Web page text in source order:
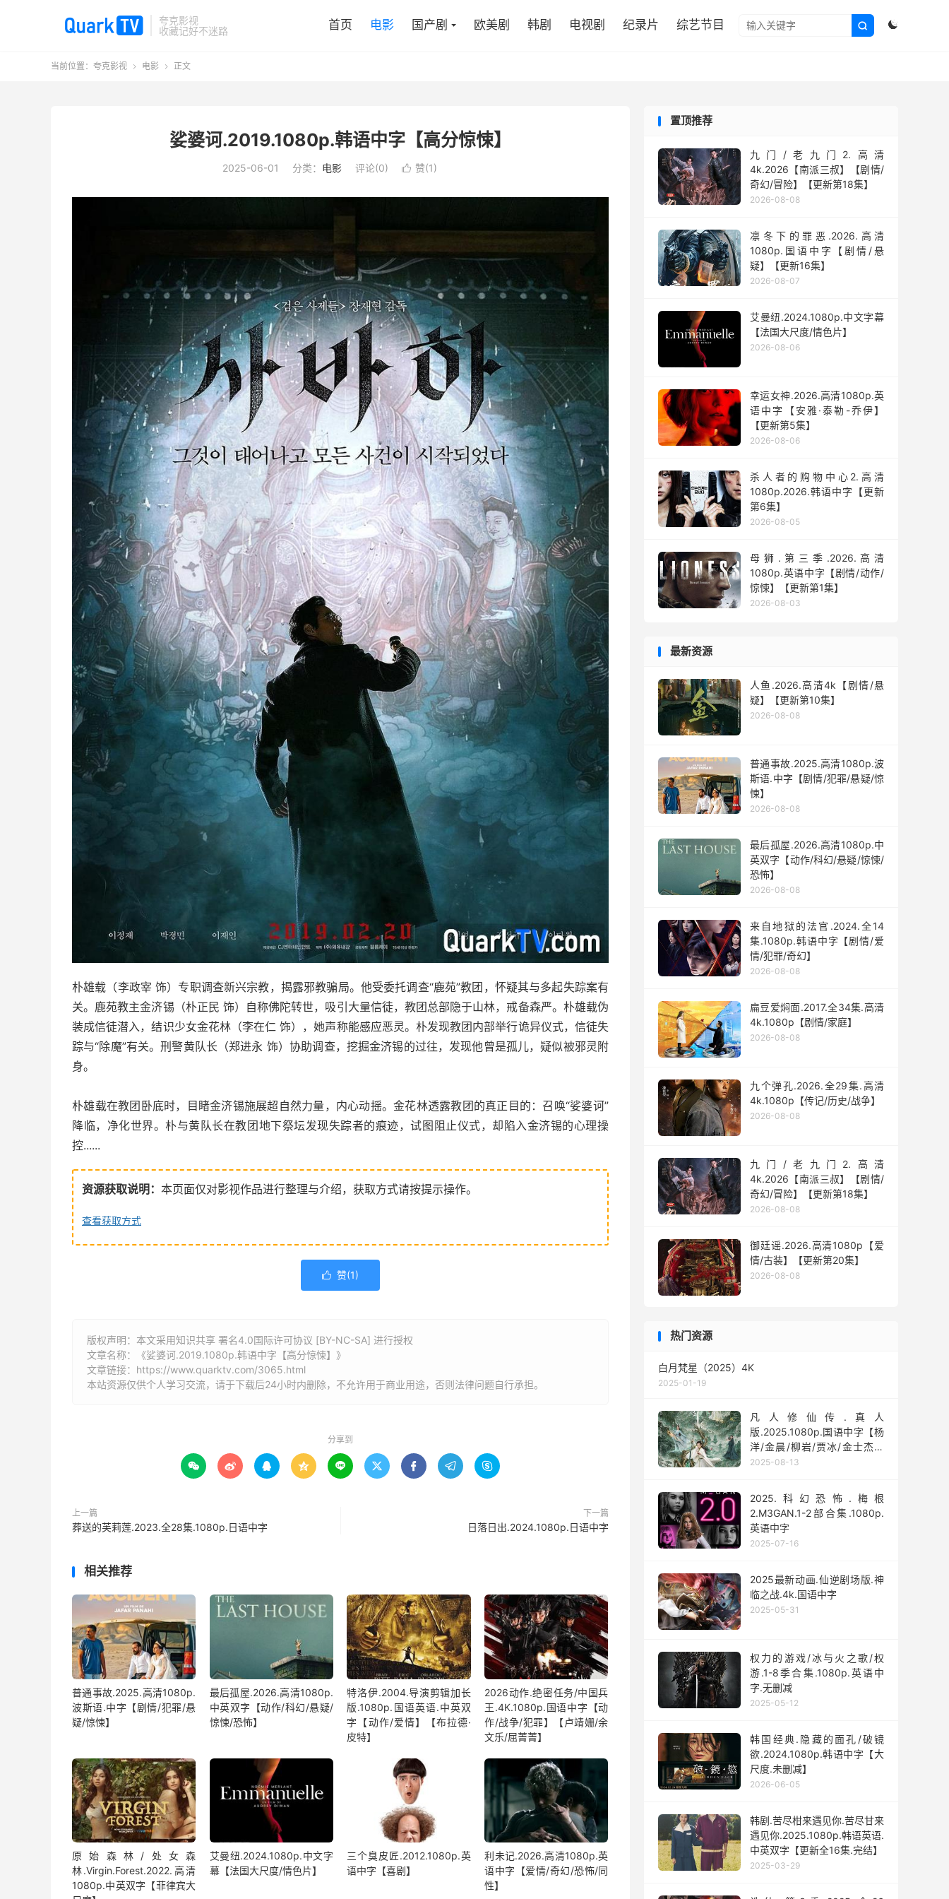
夸克影视
收藏记好不迷路


首页 电影 国产剧 欧美剧 韩剧 电视剧 纪录片 综艺节目
当前位置： 夸克影视  电影  正文
娑婆诃.2019.1080p.韩语中字【高分惊悚】
2025-06-01 分类： 电影 评论(0)  赞(1)
朴雄载（李政宰 饰）专职调查新兴宗教，揭露邪教骗局。他受委托调查“鹿苑”教团，怀疑其与多起失踪案有
关。鹿苑教主金济锡（朴正民 饰）自称佛陀转世，吸引大量信徒，教团总部隐于山林，戒备森严。朴雄载伪
装成信徒潜入，结识少女金花林（李在仁 饰），她声称能感应恶灵。朴发现教团内部举行诡异仪式，信徒失
踪与“除魔”有关。刑警黄队长（郑进永 饰）协助调查，挖掘金济锡的过往，发现他曾是孤儿，疑似被邪灵附
身。
朴雄载在教团卧底时，目睹金济锡施展超自然力量，内心动摇。金花林透露教团的真正目的：召唤“娑婆诃”
降临，净化世界。朴与黄队长在教团地下祭坛发现失踪者的痕迹，试图阻止仪式，却陷入金济锡的心理操
控......
资源获取说明： 本页面仅对影视作品进行整理与介绍，获取方式请按提示操作。
查看获取方式
 赞(1)
版权声明：本文采用知识共享 署名4.0国际许可协议 [BY-NC-SA] 进行授权
文章名称：《娑婆诃.2019.1080p.韩语中字【高分惊悚】》
文章链接： https://www.quarktv.com/3065.html
本站资源仅供个人学习交流，请于下载后24小时内删除，不允许用于商业用途，否则法律问题自行承担。
分享到
        
上一篇
葬送的芙莉莲.2023.全28集.1080p.日语中字
下一篇
日落日出.2024.1080p.日语中字
相关推荐
普通事故.2025.高清1080p.
波斯语.中字【剧情/犯罪/悬
疑/惊悚】
最后孤屋.2026.高清1080p.
中英双字【动作/科幻/悬疑/
惊悚/恐怖】
特洛伊.2004.导演剪辑加长
版.1080p.国语英语.中英双
字【动作/爱情】【布拉德·
皮特】
2026动作.绝密任务/中国兵
王.4K.1080p.国语中字【动
作/战争/犯罪】【卢靖姗/余
文乐/屈菁菁】
原始森林/处女森
林.Virgin.Forest.2022.高清
1080p.中英双字【菲律宾大
艾曼纽.2024.1080p.中文字
幕【法国大尺度/情色片】
三个臭皮匠.2012.1080p.英
语中字【喜剧】
利未记.2026.高清1080p.英
语中字【爱情/奇幻/恐怖/同
性】
置顶推荐
九门/老九门2.高清
4k.2026【南派三叔】【剧情/
奇幻/冒险】【更新第18集】
2026-08-08
凛冬下的罪恶.2026.高清
1080p.国语中字【剧情/悬
疑】【更新16集】
2026-08-07
艾曼纽.2024.1080p.中文字幕
【法国大尺度/情色片】
2026-08-06
幸运女神.2026.高清1080p.英
语中字【安雅·泰勒-乔伊】
【更新第5集】
2026-08-06
杀人者的购物中心2.高清
1080p.2026.韩语中字【更新
第6集】
2026-08-05
母狮.第三季.2026.高清
1080p.英语中字【剧情/动作/
惊悚】【更新第1集】
2026-08-03
最新资源
人鱼.2026.高清4k【剧情/悬
疑】【更新第10集】
2026-08-08
普通事故.2025.高清1080p.波
斯语.中字【剧情/犯罪/悬疑/惊
悚】
2026-08-08
最后孤屋.2026.高清1080p.中
英双字【动作/科幻/悬疑/惊悚/
恐怖】
2026-08-08
来自地狱的法官.2024.全14
集.1080p.韩语中字【剧情/爱
情/犯罪/奇幻】
2026-08-08
扁豆爱焖面.2017.全34集.高清
4k.1080p【剧情/家庭】
2026-08-08
九个弹孔.2026.全29集.高清
4k.1080p【传记/历史/战争】
2026-08-08
九门/老九门2.高清
4k.2026【南派三叔】【剧情/
奇幻/冒险】【更新第18集】
2026-08-08
御廷谣.2026.高清1080p【爱
情/古装】【更新第20集】
2026-08-08
热门资源
白月梵星（2025）4K
2025-01-19
凡人修仙传.真人
版.2025.1080p.国语中字【杨
洋/金晨/柳岩/贾冰/金士杰】
【全30集】
2025-08-13
2025.科幻恐怖.梅根
2.M3GAN.1-2部合集.1080p.
英语中字
2025-07-16
2025最新动画.仙逆剧场版.神
临之战.4k.国语中字
2025-05-31
权力的游戏/冰与火之歌/权
游.1-8季合集.1080p.英语中
字.无删减
2025-05-12
韩国经典.隐藏的面孔/破镜
欲.2024.1080p.韩语中字【大
尺度.未删减】
2026-06-05
韩剧.苦尽柑来遇见你.苦尽甘来
遇见你.2025.1080p.韩语英语.
中英双字【更新全16集.完结】
2025-03-29